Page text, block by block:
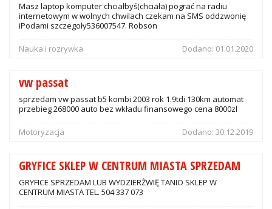
Masz laptop komputer chciałbyś(chciała) pograć na radiu
internetowym w wolnych chwilach czekam na SMS oddzwonię
iPodami szczegoły536007547. Robson
Nauka i rozrywka Dodano: 01.01.2020
vw passat
sprzedam vw passat b5 kombi 2003 rok 1.9tdi 130km automat
przebieg 268000 auto bez wkładu finansowego cena 8000zl
Motoryzacja Dodano: 30.12.2019
GRYFICE SKLEP W CENTRUM MIASTA SPRZEDAM
GRYFICE SPRZEDAM LUB WYDZIERŻWIĘ TANIO SKLEP W
CENTRUM MIASTA TEL. 504 337 073